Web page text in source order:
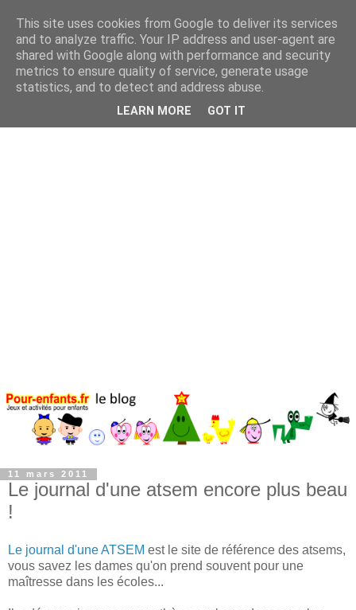
11 mars 2011
Le journal d'une atsem encore plus beau
!
Le journal d'une ATSEM est le site de référence des atsems,
vous savez les dames qu'on prend souvent pour une
maîtresse dans les écoles...
This site uses cookies from Google to deliver its services
and to analyze traffic. Your IP address and user-agent are
shared with Google along with performance and security
metrics to ensure quality of service, generate usage
statistics, and to detect and address abuse.
LEARN MORE GOT IT